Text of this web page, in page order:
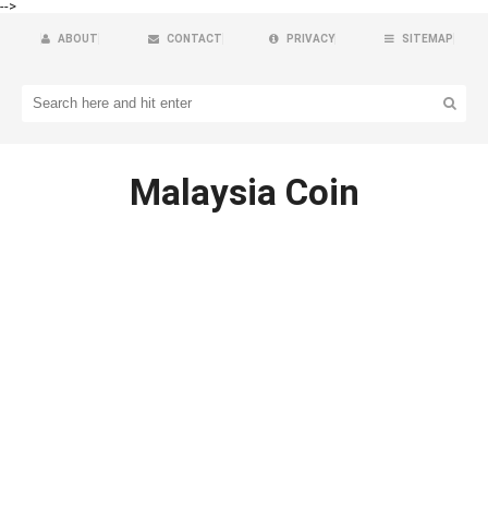
-->
ABOUT CONTACT PRIVACY SITEMAP
Malaysia Coin